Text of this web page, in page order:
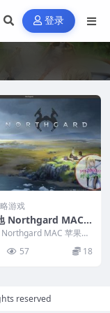
登录
游戏
Northgard MAC
游戏 中文版 支持10.
13
MAC 苹果电
文版 支持10.15 11...
57 18
reserved